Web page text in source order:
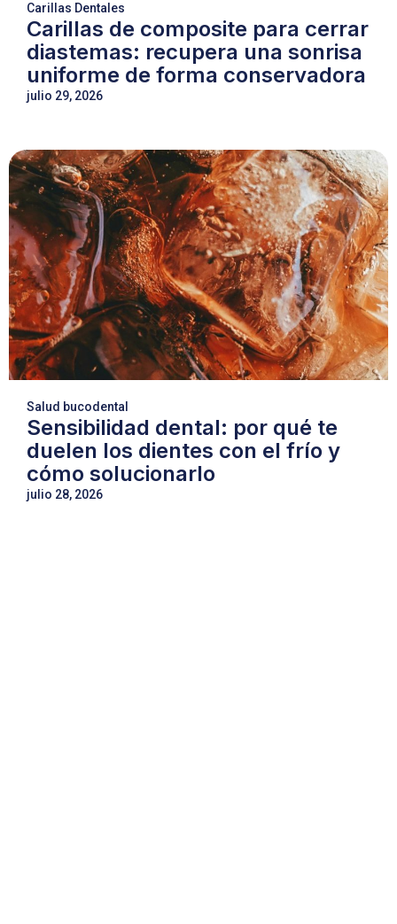
Carillas Dentales
Carillas de composite para cerrar
diastemas: recupera una sonrisa
uniforme de forma conservadora
julio 29, 2026
Salud bucodental
Sensibilidad dental: por qué te
duelen los dientes con el frío y
cómo solucionarlo
julio 28, 2026